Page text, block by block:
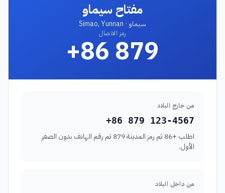
مفتاح سيماو
سيماو · Simao, Yunnan
رمز الاتصال
+86 879
من خارج البلاد
+86 879 123-4567
اطلب +86 ثم رمز المدينة 879 ثم رقم الهاتف بدون الصفر
الأول.
من داخل البلاد